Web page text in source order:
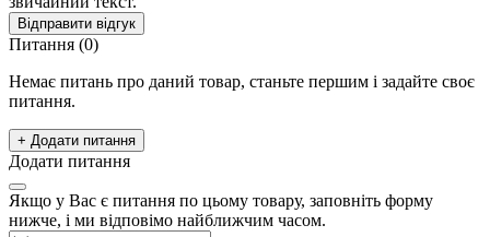
Відправити відгук
Питання (0)
Немає питань про даний товар, станьте першим і задайте своє
питання.
+ Додати питання
Додати питання
Якщо у Вас є питання по цьому товару, заповніть форму
нижче, і ми відповімо найближчим часом.